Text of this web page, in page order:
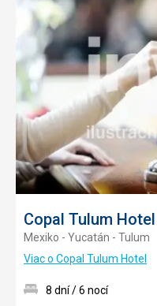
Copal Tulum Hotel
Mexiko - Yucatán - Tulum
Viac o Copal Tulum Hotel
8 dní / 6 nocí